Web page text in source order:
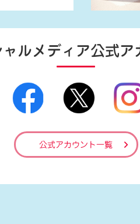
ャルメディア公式ア
公式アカウント一覧